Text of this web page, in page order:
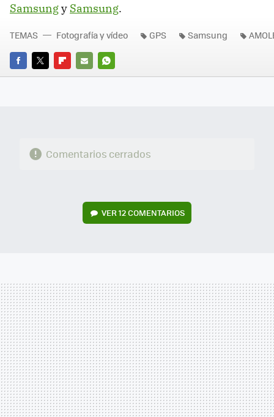
Samsungy Samsung.
FACEBOOK
TWITTERFLIPBOARD
E-
WHATSAPP
TEMAS Fotografía y vídeo GPS Samsung
Comentarios cerrados
VER12 COMENTARIOS